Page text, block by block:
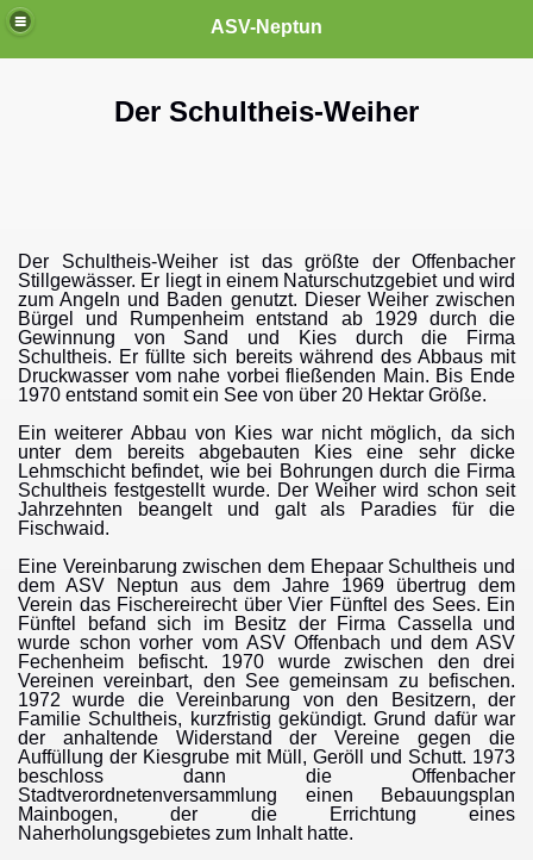
ASV-Neptun
Der Schultheis-Weiher
Der Schultheis-Weiher ist das größte der Offenbacher
Stillgewässer. Er liegt in einem Naturschutzgebiet und wird
zum Angeln und Baden genutzt. Dieser Weiher zwischen
Bürgel und Rumpenheim entstand ab 1929 durch die
Gewinnung von Sand und Kies durch die Firma
Schultheis. Er füllte sich bereits während des Abbaus mit
Druckwasser vom nahe vorbei fließenden Main. Bis Ende
1970 entstand somit ein See von über 20 Hektar Größe.
Ein weiterer Abbau von Kies war nicht möglich, da sich
unter dem bereits abgebauten Kies eine sehr dicke
Lehmschicht befindet, wie bei Bohrungen durch die Firma
Schultheis festgestellt wurde. Der Weiher wird schon seit
Jahrzehnten beangelt und galt als Paradies für die
Fischwaid.
Eine Vereinbarung zwischen dem Ehepaar Schultheis und
dem ASV Neptun aus dem Jahre 1969 übertrug dem
Verein das Fischereirecht über Vier Fünftel des Sees. Ein
Fünftel befand sich im Besitz der Firma Cassella und
wurde schon vorher vom ASV Offenbach und dem ASV
Fechenheim befischt. 1970 wurde zwischen den drei
Vereinen vereinbart, den See gemeinsam zu befischen.
1972 wurde die Vereinbarung von den Besitzern, der
Familie Schultheis, kurzfristig gekündigt. Grund dafür war
der anhaltende Widerstand der Vereine gegen die
Auffüllung der Kiesgrube mit Müll, Geröll und Schutt. 1973
beschloss dann die Offenbacher
Stadtverordnetenversammlung einen Bebauungsplan
Mainbogen, der die Errichtung eines
Naherholungsgebietes zum Inhalt hatte.